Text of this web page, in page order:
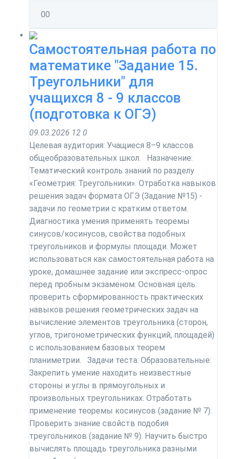
00
Самостоятельная работа по
математике "Задание 15.
Треугольники" для
учащихся 8 - 9 классов
(подготовка к ОГЭ)
09.03.2026 12 0
Целевая аудитория: Учащиеся 8–9 классов
общеобразовательных школ. Назначение:
Тематический контроль знаний по разделу
«Геометрия: Треугольники». Отработка навыков
решения задач формата ОГЭ (Задание №15) -
задачи по геометрии с кратким ответом.
Диагностика умения применять теоремы
синусов/косинусов, свойства подобных
треугольников и формулы площади. Может
использоваться как самостоятельная работа на
уроке, домашнее задание или экспресс-опрос
перед пробным экзаменом. Основная цель:
проверить сформированность практических
навыков решения геометрических задач на
вычисление элементов треугольника (сторон,
углов, тригонометрических функций, площадей)
с использованием базовых теорем
планиметрии. Задачи теста: Образовательные:
Закрепить умение находить неизвестные
стороны и углы в прямоугольных и
произвольных треугольниках. Отработать
применение теоремы косинусов (задание № 7).
Проверить знание свойств подобия
треугольников (задание № 9). Научить быстро
вычислять площадь треугольника разными